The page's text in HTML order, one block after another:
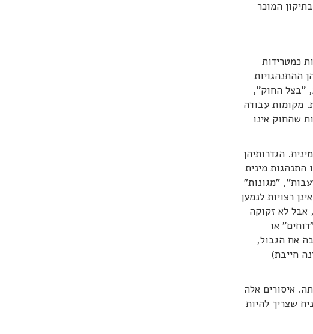
המוכר
כמטרידות
ההתנהגויות
"בצל החוק",
מקומות עבודה
שהחוק אינו
הגדרותיהן
התנהגות מינית
"מגונות"
רצויות לנמען
אבל לא זקוקה
או
את הגבול,
חייבת)
איסורים אלה
שצריך להיות